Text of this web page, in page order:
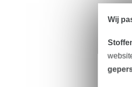
Wij